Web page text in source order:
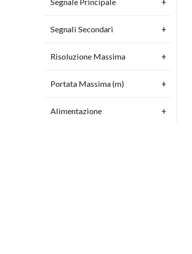
Segnali Secondari
Risoluzione Massima
Portata Massima (m)
Alimentazione